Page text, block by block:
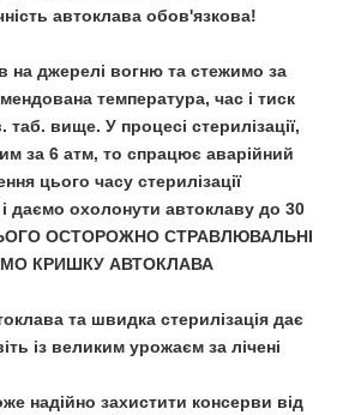
автоклава обов'язкова!
на джерелі вогню та стежимо за
температура, час і тиск
вище. У процесі стерилізації,
за 6 атм, то спрацює аварійний
цього часу стерилізації
даємо охолонути автоклаву до 30
ОСТОРОЖНО СТРАВЛЮВАЛЬНІ
КРИШКУ АВТОКЛАВА
та швидка стерилізація дає
із великим урожаєм за лічені
надійно захистити консерви від